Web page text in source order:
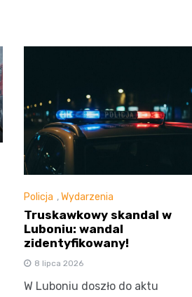
Policja ,Wydarzenia
Truskawkowy skandal w
Luboniu: wandal
zidentyfikowany!
8 lipca 2026
W Luboniu doszło do aktu